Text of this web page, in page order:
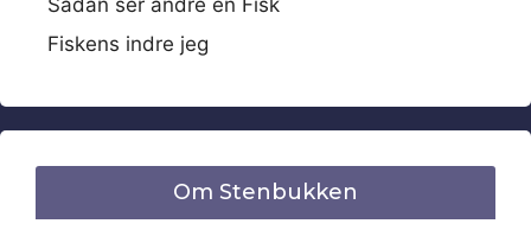
Fiskens indre jeg
Om Stenbukken